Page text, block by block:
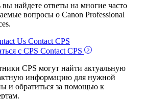
вы найдете ответы на многие часто
вопросы о Canon Professional
Contact CPS
с CPS Contact CPS
CPS могут найти актуальную
информацию для нужной
и обратиться за помощью к